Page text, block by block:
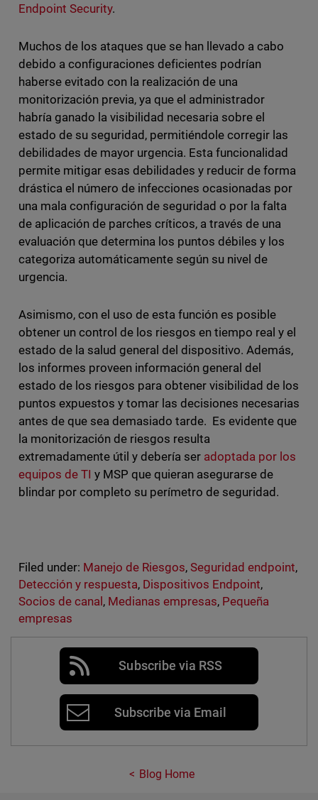
Endpoint Security.
Muchos de los ataques que se han llevado a cabo
debido a configuraciones deficientes podrían
haberse evitado con la realización de una
monitorización previa, ya que el administrador
habría ganado la visibilidad necesaria sobre el
estado de su seguridad, permitiéndole corregir las
debilidades de mayor urgencia. Esta funcionalidad
permite mitigar esas debilidades y reducir de forma
drástica el número de infecciones ocasionadas por
una mala configuración de seguridad o por la falta
de aplicación de parches críticos, a través de una
evaluación que determina los puntos débiles y los
categoriza automáticamente según su nivel de
urgencia.
Asimismo, con el uso de esta función es posible
obtener un control de los riesgos en tiempo real y el
estado de la salud general del dispositivo. Además,
los informes proveen información general del
estado de los riesgos para obtener visibilidad de los
puntos expuestos y tomar las decisiones necesarias
antes de que sea demasiado tarde. Es evidente que
la monitorización de riesgos resulta
extremadamente útil y debería ser adoptada por los
equipos de TI y MSP que quieran asegurarse de
blindar por completo su perímetro de seguridad.
Filed under: Manejo de Riesgos,Seguridad endpoint,
Detección y respuesta, Dispositivos Endpoint,
Socios de canal , Medianas empresas, Pequeña
empresas
Subscribe via RSS
Subscribe via Email
Blog Home